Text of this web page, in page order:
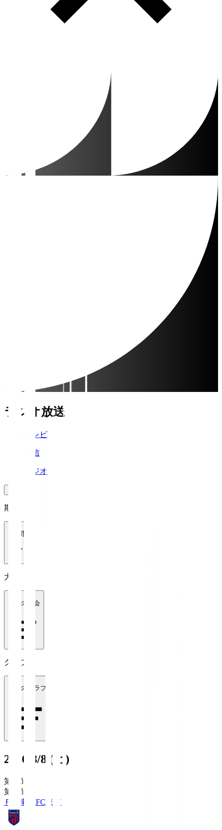
ラジオ放送
テレビ
配信
ラジオ
期間
1週間
大会
全ての大会
クラブ
全てのクラブ
2026/8/8 (土)
第1節
第1節
ＦＣ東京FC東京